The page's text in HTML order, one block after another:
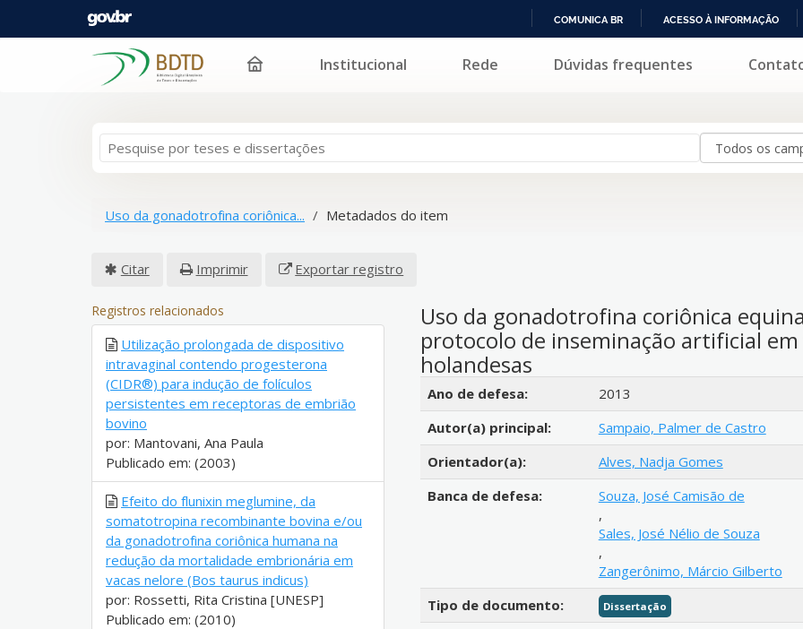
PARA
COMUNICA BR ACESSO À INFORMAÇÃO
Pular para o conteúdo Institucional Rede Dúvidas frequentes
Uso da gonadotrofina coriônica... Metadados do item
Citar Imprimir Exportar registro
Uso da gonadotrofina coriônica
protocolo de inseminação artificial
holandesas
Detalhes bibliográficos
Ano de defesa:
2013
Autor(a) principal:
Sampaio, Palmer de Castro
Orientador(a):
Alves, Nadja Gomes
Banca de defesa:
Souza, José Camisão de
,
Sales, José Nélio de Souza
,
Zangerônimo, Márcio Gilberto
Tipo de documento:
Dissertação
Registros relacionados
Utilização prolongada de dispositivo
intravaginal contendo progesterona
(CIDR®) para indução de folículos
persistentes em receptoras de embrião
bovino
por: Mantovani, Ana Paula
Publicado em: (2003)
Efeito do flunixin meglumine, da
somatotropina recombinante bovina e/ou
da gonadotrofina coriônica humana na
redução da mortalidade embrionária em
vacas nelore (Bos taurus indicus)
por: Rossetti, Rita Cristina [UNESP]
Publicado em: (2010)